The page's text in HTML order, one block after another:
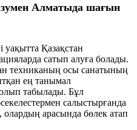
Алматыда шағын
уақытта Қазақстан
сатып алуға болады.
техниканың осы санатының
ең танымал
табылады. Бұл
салыстырғанда
арасында бөлек атап